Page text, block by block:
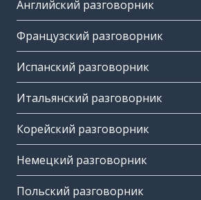
Английский разговорник
Французский разговорник
Испанский разговорник
Итальянский разговорник
Корейский разговорник
Немецкий разговорник
Польский разговорник